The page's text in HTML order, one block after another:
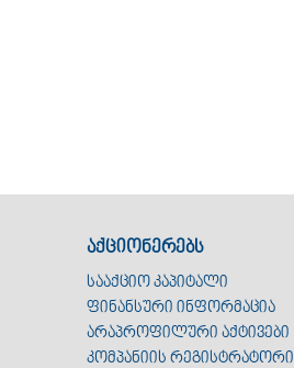
აქციონერებს
სააქციო კაპიტალი
ფინანსური ინფორმაცია
არაპროფილური აქტივები
კომპანიის რეგისტრატორი